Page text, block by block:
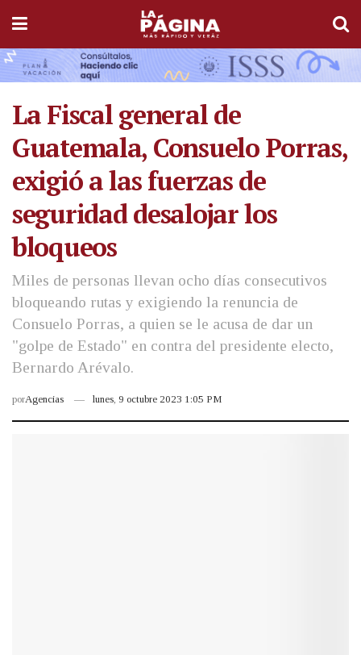
La Fiscal general de
Guatemala, Consuelo Porras,
exigió a las fuerzas de
seguridad desalojar los
bloqueos
Miles de personas llevan ocho días consecutivos
bloqueando rutas y exigiendo la renuncia de
Consuelo Porras, a quien se le acusa de dar un
"golpe de Estado" en contra del presidente electo,
Bernardo Arévalo.
porAgencias lunes, 9 octubre 2023 1:05 PM